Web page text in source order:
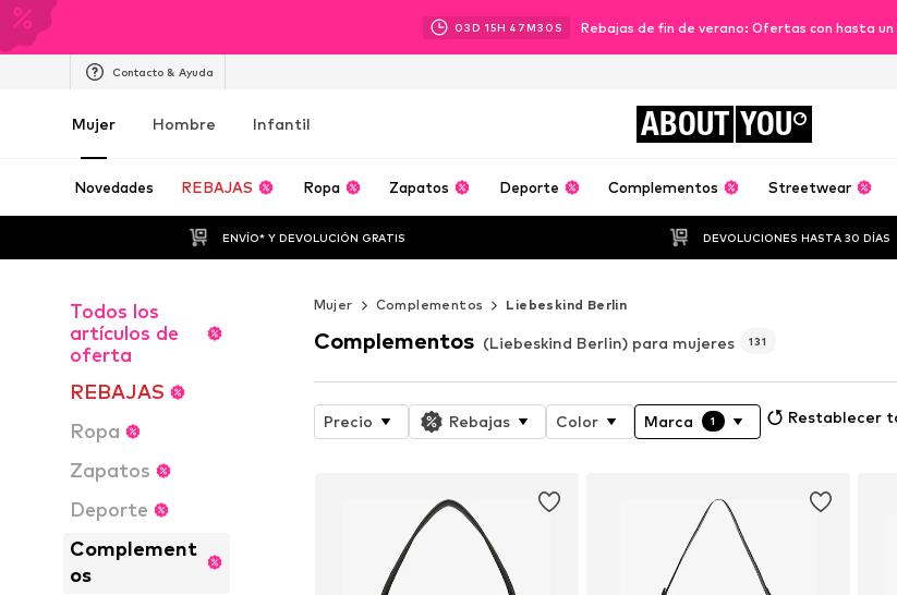
03D 15H 47M 28 S Rebajas de fin de verano: Ofertas con hasta
Contacto & Ayuda
Mujer Hombre Infantil ABOUT YOU
Novedades REBAJAS Ropa Zapatos Deporte Complementos Streetwear
ENVÍO* Y DEVOLUCIÓN GRATIS DEVOLUCIONES HASTA 30 DÍAS
Todos los
artículos de
oferta
REBAJAS
Ropa
Zapatos
Deporte
Complement
os
Mujer Complementos Liebeskind Berlin
Complementos (Liebeskind Berlin) para mujeres 131
Precio Rebajas Color Marca 1 Restablecer